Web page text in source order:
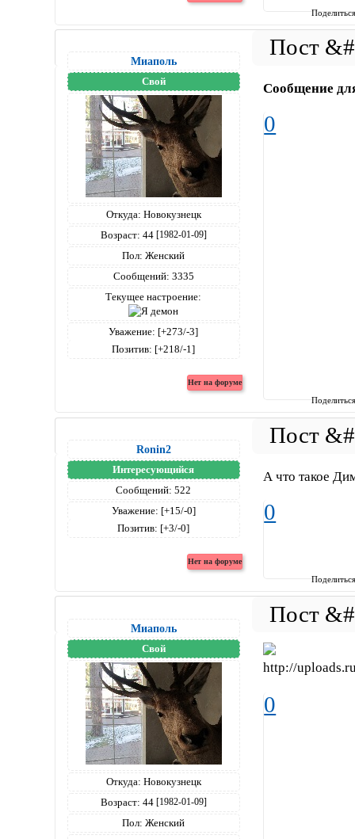
Миаполь
Свой
Откуда: Новокузнецк
Возраст: 44 [1982-01-09]
Пол: Женский
Сообщений: 3335
Текущее настроение:
Уважение: [+273/-3]
Позитив: [+218/-1]
Сообщение
0
Ronin2
Интересующийся
Сообщений: 522
Уважение: [+15/-0]
Позитив: [+3/-0]
А что такое
0
Миаполь
Свой
Откуда: Новокузнецк
Возраст: 44 [1982-01-09]
Пол: Женский
0